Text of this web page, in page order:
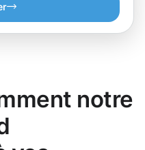
notre